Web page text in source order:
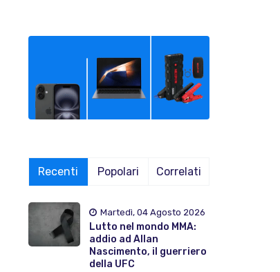
Recenti Popolari Correlati
Martedì, 04 Agosto 2026
Lutto nel mondo MMA:
addio ad Allan
Nascimento, il guerriero
della UFC